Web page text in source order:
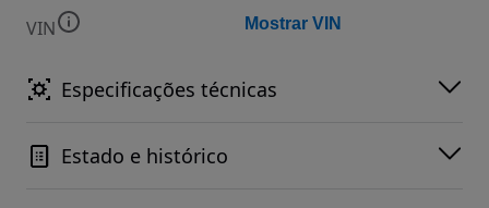
VIN Mostrar VIN
Especificações técnicas
Estado e histórico